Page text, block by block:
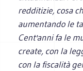
redditizie, cosa
aumentando le
Cent'anni fa le
create, con la
con la fiscalità